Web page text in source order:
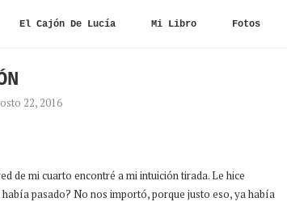
El Cajón De Lucía Mi Libro Fotos
22, 2016
de mi cuarto encontré a mi intuición tirada. Le hice
pasado? No nos importó, porque justo eso, ya había